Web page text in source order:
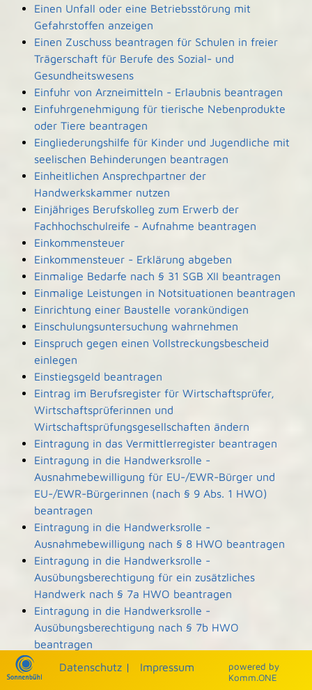
Einen Unfall oder eine Betriebsstörung mit
Gefahrstoffen anzeigen
Einen Zuschuss beantragen für Schulen in freier
Trägerschaft für Berufe des Sozial- und
Gesundheitswesens
Einfuhr von Arzneimitteln - Erlaubnis beantragen
Einfuhrgenehmigung für tierische Nebenprodukte
oder Tiere beantragen
Eingliederungshilfe für Kinder und Jugendliche mit
seelischen Behinderungen beantragen
Einheitlichen Ansprechpartner der
Handwerkskammer nutzen
Einjähriges Berufskolleg zum Erwerb der
Fachhochschulreife - Aufnahme beantragen
Einkommensteuer
Einkommensteuer - Erklärung abgeben
Einmalige Bedarfe nach § 31 SGB XII beantragen
Einmalige Leistungen in Notsituationen beantragen
Einrichtung einer Baustelle vorankündigen
Einschulungsuntersuchung wahrnehmen
Einspruch gegen einen Vollstreckungsbescheid
einlegen
Einstiegsgeld beantragen
Eintrag im Berufsregister für Wirtschaftsprüfer,
Wirtschaftsprüferinnen und
Wirtschaftsprüfungsgesellschaften ändern
Eintragung in das Vermittlerregister beantragen
Eintragung in die Handwerksrolle -
Ausnahmebewilligung für EU-/EWR-Bürger und
EU-/EWR-Bürgerinnen (nach § 9 Abs. 1 HWO)
beantragen
Eintragung in die Handwerksrolle -
Ausnahmebewilligung nach § 8 HWO beantragen
Eintragung in die Handwerksrolle -
Ausübungsberechtigung für ein zusätzliches
Handwerk nach § 7a HWO beantragen
Eintragung in die Handwerksrolle -
Ausübungsberechtigung nach § 7b HWO
beantragen
Eintragung und Einsicht in die Denkmalliste
beantragen
powered by
Komm.ONE
Datenschutz | Impressum